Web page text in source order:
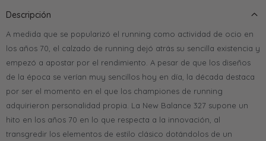
Descripción
A medida que se popularizó el running como actividad de ocio en
los años 70, el calzado de running dejó atrás su sencilla existencia y
empezó a apostar por el rendimiento. A pesar de que los diseños
de la época se verían muy sencillos hoy en día, la década destaca
por ser el momento en el que los championes de running
adquirieron personalidad propia. La New Balance 327 supone un
hito en los años 70 en lo que respecta a la innovación, al
transgredir los elementos de estilo clásico dotándolos de un